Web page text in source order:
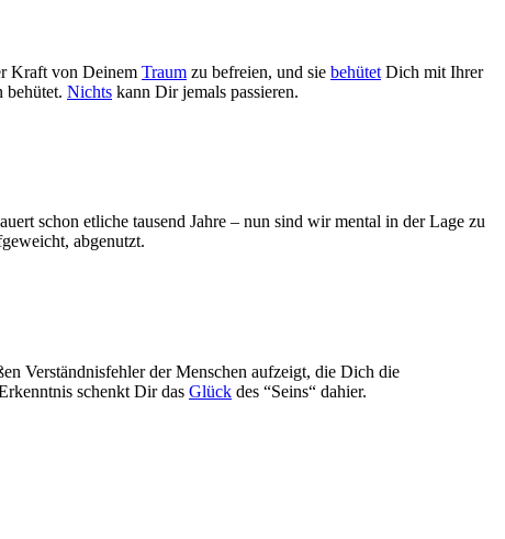
Kraft von Deinem Traum zu befreien, und sie behütet Dich mit Ihrer
behütet. Nichts kann Dir jemals passieren.
schon etliche tausend Jahre – nun sind wir mental in der Lage zu
abgenutzt.
Verständnisfehler der Menschen aufzeigt, die Dich die
schenkt Dir das Glück des “Seins“ dahier.